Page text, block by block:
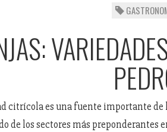
citrícola es una fuente importante de
de los sectores más preponderantes